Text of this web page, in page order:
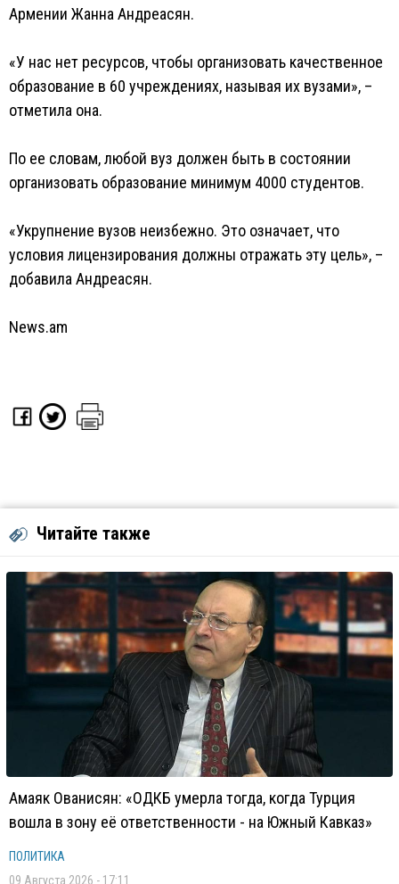
Армении Жанна Андреасян.
«У нас нет ресурсов, чтобы организовать качественное
образование в 60 учреждениях, называя их вузами», –
отметила она.
По ее словам, любой вуз должен быть в состоянии
организовать образование минимум 4000 студентов.
«Укрупнение вузов неизбежно. Это означает, что
условия лицензирования должны отражать эту цель», –
добавила Андреасян.
News.am
Читайте также
Амаяк Ованисян: «ОДКБ умерла тогда, когда Турция
вошла в зону её ответственности - на Южный Кавказ»
ПОЛИТИКА
09 Августа 2026 - 17:11